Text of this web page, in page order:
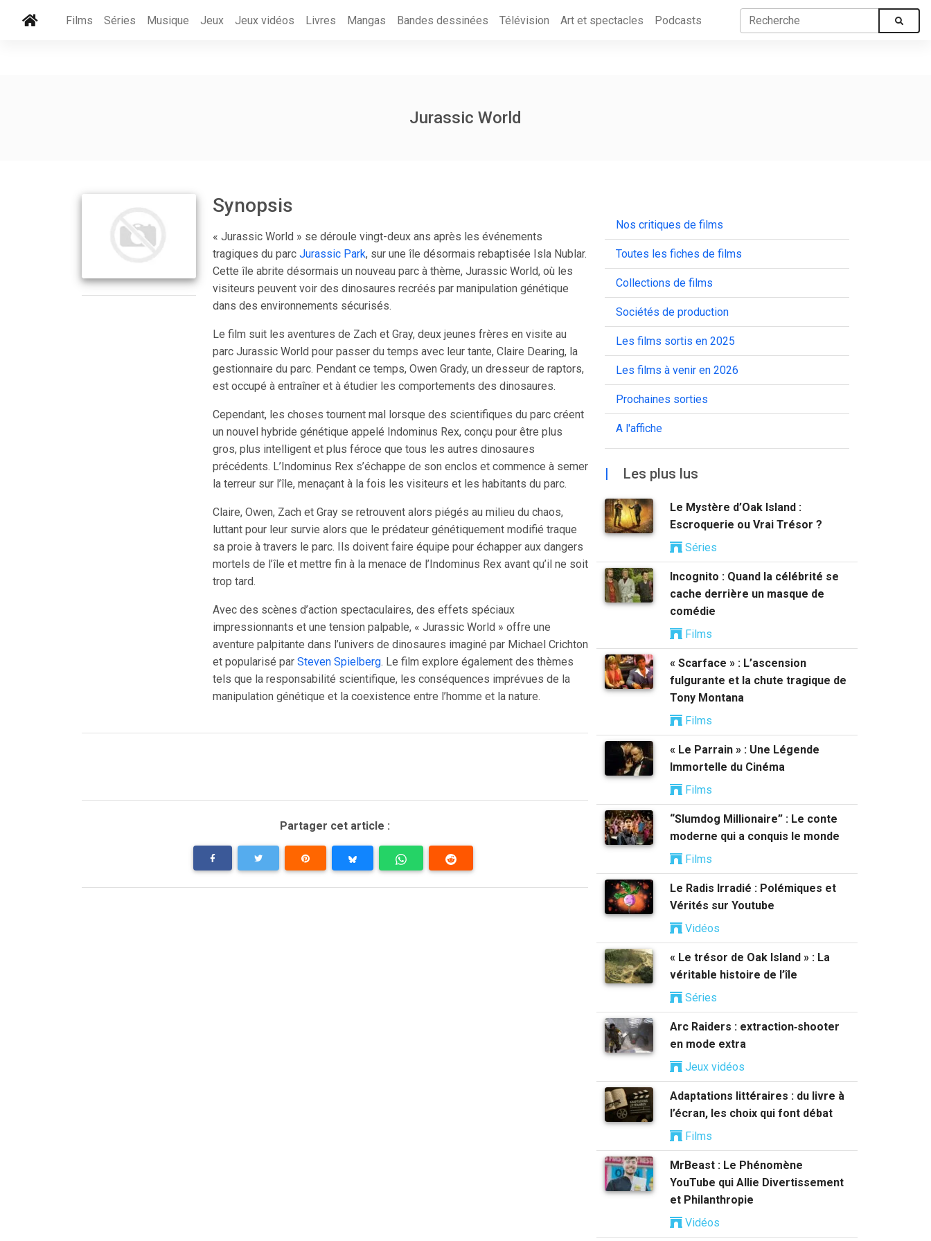
Films Séries Musique Jeux Jeux vidéos Livres Mangas Bandes dessinées Télévision Art et spectacles Podcasts
Jurassic World
Synopsis
« Jurassic World » se déroule vingt-deux ans après les événements
tragiques du parc Jurassic Park, sur une île désormais rebaptisée Isla Nublar.
Cette île abrite désormais un nouveau parc à thème, Jurassic World, où les
visiteurs peuvent voir des dinosaures recréés par manipulation génétique
dans des environnements sécurisés.
Le film suit les aventures de Zach et Gray, deux jeunes frères en visite au
parc Jurassic World pour passer du temps avec leur tante, Claire Dearing, la
gestionnaire du parc. Pendant ce temps, Owen Grady, un dresseur de raptors,
est occupé à entraîner et à étudier les comportements des dinosaures.
Cependant, les choses tournent mal lorsque des scientifiques du parc créent
un nouvel hybride génétique appelé Indominus Rex, conçu pour être plus
gros, plus intelligent et plus féroce que tous les autres dinosaures
précédents. L’Indominus Rex s’échappe de son enclos et commence à semer
la terreur sur l’île, menaçant à la fois les visiteurs et les habitants du parc.
Claire, Owen, Zach et Gray se retrouvent alors piégés au milieu du chaos,
luttant pour leur survie alors que le prédateur génétiquement modifié traque
sa proie à travers le parc. Ils doivent faire équipe pour échapper aux dangers
mortels de l’île et mettre fin à la menace de l’Indominus Rex avant qu’il ne soit
trop tard.
Avec des scènes d’action spectaculaires, des effets spéciaux
impressionnants et une tension palpable, « Jurassic World » offre une
aventure palpitante dans l’univers de dinosaures imaginé par Michael Crichton
et popularisé par Steven Spielberg. Le film explore également des thèmes
tels que la responsabilité scientifique, les conséquences imprévues de la
manipulation génétique et la coexistence entre l’homme et la nature.
Partager cet article :
Nos critiques de films
Toutes les fiches de films
Collections de films
Sociétés de production
Les films sortis en 2025
Les films à venir en 2026
Prochaines sorties
A l'affiche
| Les plus lus
Le Mystère d’Oak Island :
Escroquerie ou Vrai Trésor ?
Séries
Incognito : Quand la célébrité se
cache derrière un masque de
comédie
Films
« Scarface » : L’ascension
fulgurante et la chute tragique de
Tony Montana
Films
« Le Parrain » : Une Légende
Immortelle du Cinéma
Films
“Slumdog Millionaire” : Le conte
moderne qui a conquis le monde
Films
Le Radis Irradié : Polémiques et
Vérités sur Youtube
Vidéos
« Le trésor de Oak Island » : La
véritable histoire de l’île
Séries
Arc Raiders : extraction‑shooter
en mode extra
Jeux vidéos
Adaptations littéraires : du livre à
l’écran, les choix qui font débat
Films
MrBeast : Le Phénomène
YouTube qui Allie Divertissement
et Philanthropie
Vidéos